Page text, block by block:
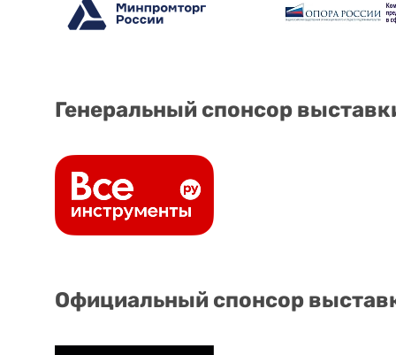
Генеральный спонсор
Официальный спонсор